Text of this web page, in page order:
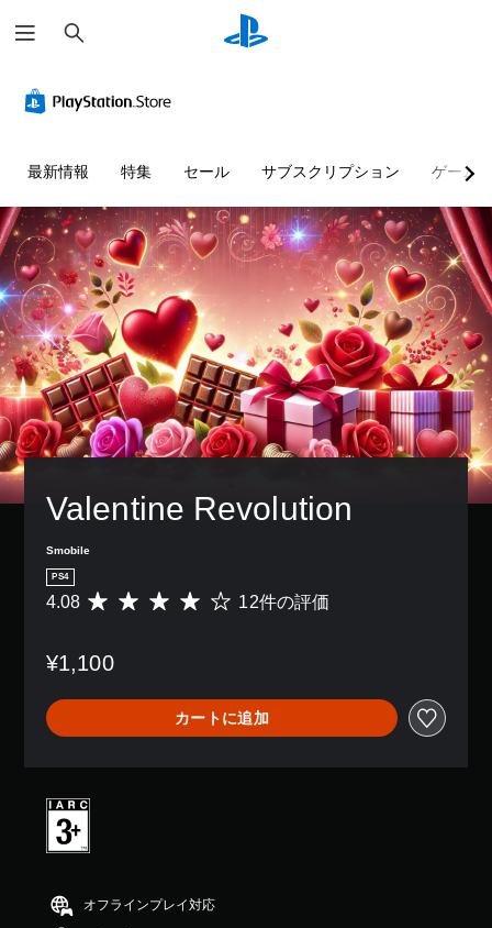
索
最新情報 特集 セール サブスクリプション ゲーム
Valentine Revolution
Smobile
PS4
評
は
2
、
平
価
は
中
4.08 12件の評価
¥1,100
カートに追加
オフラインプレイ対応